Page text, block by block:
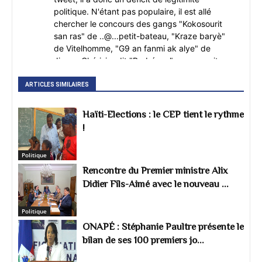
politique. N'étant pas populaire, il est allé
chercher le concours des gangs "Kokosourit
san ras" de ..@...petit-bateau, "Kraze baryè"
de Vitelhomme, "G9 an fanmi ak alye" de
Jimmy Chérisier dit "Barbécue", pour ne citer
l'Efféminé Henry a peur de mourir à la manière
ses dires, pour assurer la continuité. C'est ainsi
que depuis le 7 octobre 2022, il a sollicité
l'envoi d'une force robuste en Haïti pour le
protéger de ses propres gangs----2)-LES
OLIGARQUES DU SECTEUR PRIVÉ JUDÉO-
SYRO-LIBANAIS DES AFFAIRES sont un poison
violent pour Haïti depuis 1918. car c'est par
leur intermédiaire que les américains exercent
leur main mise sur Haïti. Ils sont un frein au
développement d'Haïti. Il faut le dire sans
ambages, les vrais maitres du chaos
d'aujourd'hui sont les oligarques dont Reuven
Bigio qui possède le Port Lafito; Edouard
ARTICLES SIMILAIRES
Politique
Haïti-Elections : le CEP tient le rythme
!
Politique
Rencontre du Premier ministre Alix
Didier Fils-Aimé avec le nouveau ...
ONAPÉ : Stéphanie Paultre présente le
bilan de ses 100 premiers jo...